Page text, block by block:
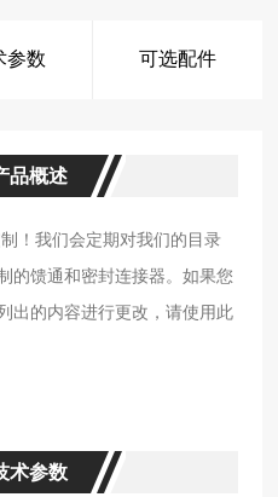
参数 可选配件
品概述
！我们会定期对我们的目录
的馈通和密封连接器。如果您
出的内容进行更改，请使用此
术参数